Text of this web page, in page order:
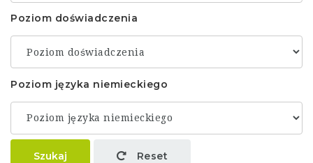
Poziom doświadczenia
Poziom języka niemieckiego
Szukaj Reset